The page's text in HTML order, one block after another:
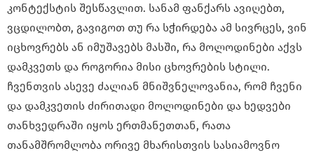
კონტექსტის შესწავლით. სანამ ფანქარს ავიღებთ,
ვცდილობთ, გავიგოთ თუ რა სჭირდება ამ სივრცეს, ვინ
იცხოვრებს ან იმუშავებს მასში, რა მოლოდინები აქვს
დამკვეთს და როგორია მისი ცხოვრების სტილი.
ჩვენთვის ასევე ძალიან მნიშვნელოვანია, რომ ჩვენი
და დამკვეთის ძირითადი მოლოდინები და ხედვები
თანხვედრაში იყოს ერთმანეთთან, რათა
თანამშრომლობა ორივე მხარისთვის სასიამოვნო